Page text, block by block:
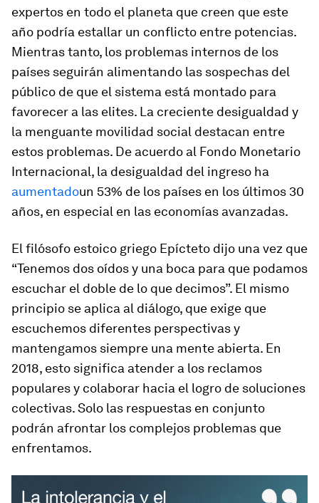
expertos en todo el planeta que creen que este
año podría estallar un conflicto entre potencias.
Mientras tanto, los problemas internos de los
países seguirán alimentando las sospechas del
público de que el sistema está montado para
favorecer a las elites. La creciente desigualdad y
la menguante movilidad social destacan entre
estos problemas. De acuerdo al Fondo Monetario
Internacional, la desigualdad del ingreso ha
aumentadoun 53% de los países en los últimos 30
años, en especial en las economías avanzadas.
El filósofo estoico griego Epícteto dijo una vez que
“Tenemos dos oídos y una boca para que podamos
escuchar el doble de lo que decimos”. El mismo
principio se aplica al diálogo, que exige que
escuchemos diferentes perspectivas y
mantengamos siempre una mente abierta. En
2018, esto significa atender a los reclamos
populares y colaborar hacia el logro de soluciones
colectivas. Solo las respuestas en conjunto
podrán afrontar los complejos problemas que
enfrentamos.